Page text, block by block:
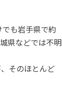
も岩手県で約
県などでは不明
そのほとんど